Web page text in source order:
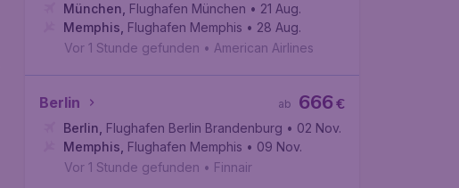
München Flughafen München • 21 Aug.
Memphis Flughafen Memphis • 28 Aug.
Vor 1 Stunde gefunden • American Airlines
Berlin €
666
ab
Berlin Flughafen Berlin Brandenburg • 02 Nov.
Memphis Flughafen Memphis • 09 Nov.
Vor 1 Stunde gefunden • Finnair